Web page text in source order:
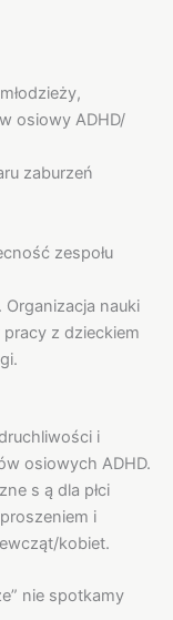
osiowy ADHD/
zaburzeń
zespołu
nauki
z dzieckiem
i
osiowych ADHD.
s ą dla płci
i
kobiet.
nie spotkamy